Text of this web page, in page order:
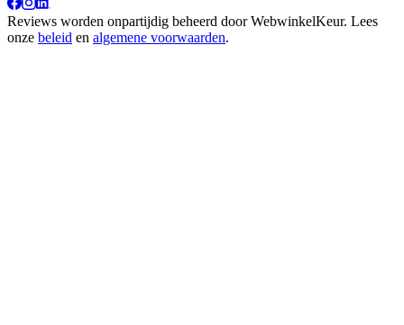
Reviews worden onpartijdig beheerd doorWebwinkelKeur. Lees
onze beleid en algemene voorwaarden.